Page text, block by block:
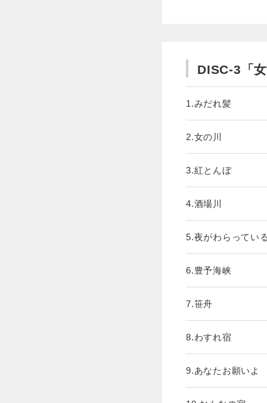
DISC-3「女
1.みだれ髪
2.女の川
3.紅とんぼ
4.酒場川
5.夜がわらっている
6.豊予海峡
7.笹舟
8.わすれ宿
9.あなたお願いよ